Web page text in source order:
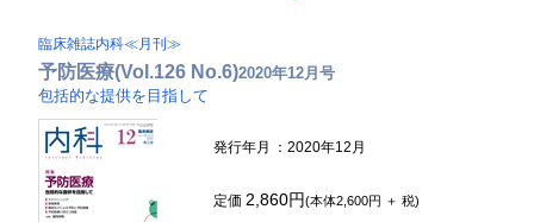
臨床雑誌内科≪月刊≫
予防医療(Vol.126 No.6)2020年12月号
包括的な提供を目指して
発行年月 ：2020年12月
定価2,860円(本体2,600円 ＋ 税)